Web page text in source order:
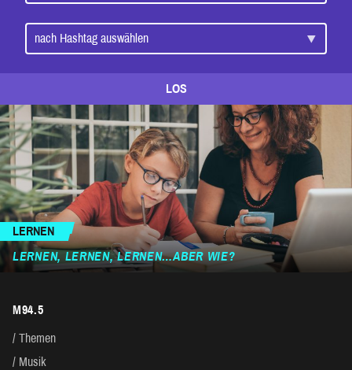
LOS
LERNEN
LERNEN, LERNEN, LERNEN…ABER WIE?
M94.5
Themen
Musik